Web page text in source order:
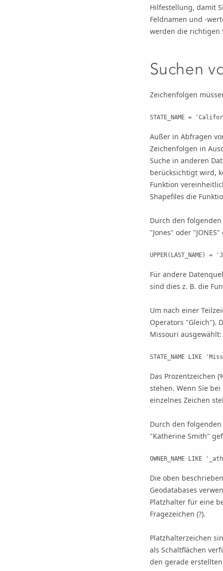
Hilfestellung, damit
Feldnamen und -
werden die richtigen
Suchen
Zeichenfolgen
STATE_NAME =
Außer in Abfragen
Zeichenfolgen in
Suche in anderen
berücksichtigt wird,
Funktion
Shapefiles die
Durch den
"Jones" oder
UPPER(LAST_NAME) =
Für andere
sind dies z. B. die
Um nach einer
Operators "Gleich").
Missouri ausgewählt:
STATE_NAME LIKE
Das Prozentzeichen
stehen. Wenn Sie
einzelnes Zeichen
Durch den
"Katherine Smith"
OWNER_NAME LIKE
Die oben
Geodatabases
Platzhalter für eine
Fragezeichen (?).
Platzhalterzeichen
als Schaltflächen
den gerade